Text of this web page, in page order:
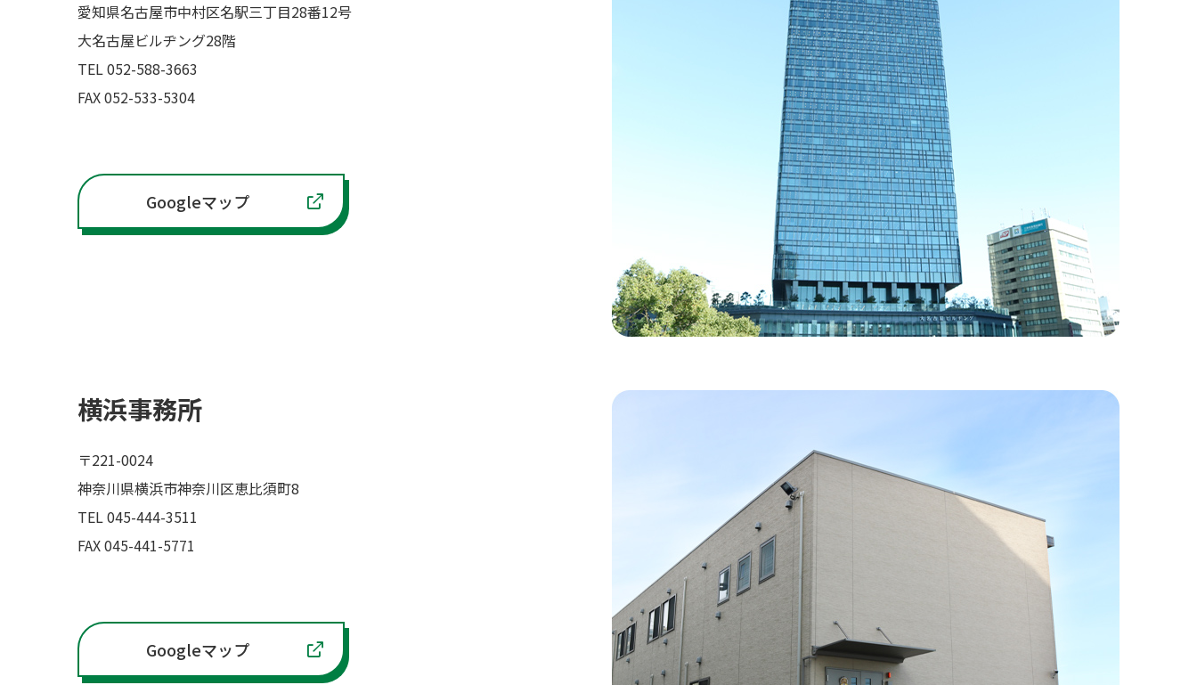
愛知県名古屋市中村区名駅三丁目28番12号
大名古屋ビルヂング28階
TEL 052-588-3663
FAX 052-533-5304
Googleマップ
横浜事務所
〒221-0024
神奈川県横浜市神奈川区恵比須町8
TEL 045-444-3511
FAX 045-441-5771
Googleマップ